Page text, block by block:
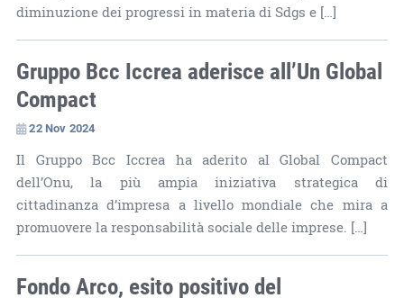
diminuzione dei progressi in materia di Sdgs e […]
Gruppo Bcc Iccrea aderisce all’Un Global
Compact
22 Nov 2024
Il Gruppo Bcc Iccrea ha aderito al Global Compact
dell’Onu, la più ampia iniziativa strategica di
cittadinanza d’impresa a livello mondiale che mira a
promuovere la responsabilità sociale delle imprese. […]
Fondo Arco, esito positivo del